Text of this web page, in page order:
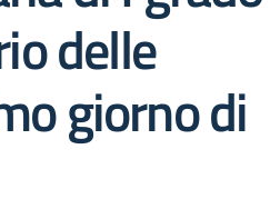
delle
giorno di